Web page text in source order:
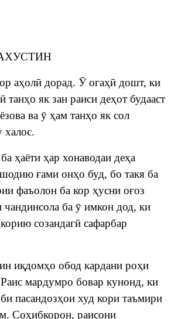
аҳолӣдорад. Ӯогаҳӣдошт, ки
ӣ танҳо як зан раиси деҳот будааст
ва ӯ ҳам танҳо як сол
халос.
ҳаёти ҳар хонаводаи деҳа
ғами онҳо буд, бо такя ба
фаъолон ба кор ҳусни оғоз
чандинсола ба ӯ имкон дод, ки
созандагӣ сафарбар
иқдомҳо обод кардани роҳи
мардумро бовар кунонд, ки
пасандозҳои худ кори таъмири
. Соҳибкорон, раисони